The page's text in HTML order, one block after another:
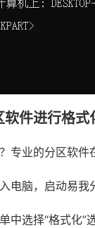
软件进行格式
专业的分区软件
电脑，启动易我
中选择“格式化”